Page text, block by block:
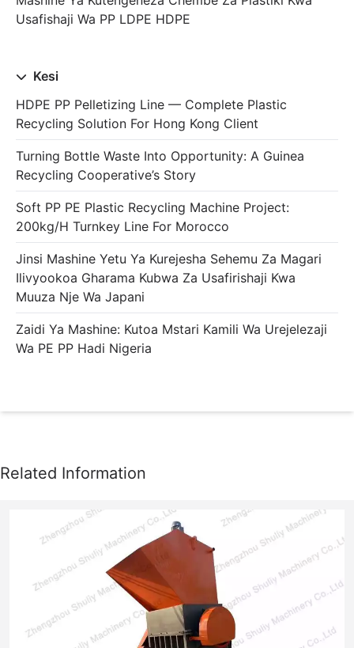
Usafishaji Wa PP LDPE HDPE
Kesi
HDPE PP Pelletizing Line — Complete Plastic
Recycling Solution For Hong Kong Client
Turning Bottle Waste Into Opportunity: A Guinea
Recycling Cooperative’s Story
Soft PP PE Plastic Recycling Machine Project:
200kg/h Turnkey Line For Morocco
Jinsi Mashine Yetu Ya Kurejesha Sehemu Za Magari
Ilivyookoa Gharama Kubwa Za Usafirishaji Kwa
Muuza Nje Wa Japani
Zaidi Ya Mashine: Kutoa Mstari Kamili Wa Urejelezaji
Wa PE PP Hadi Nigeria